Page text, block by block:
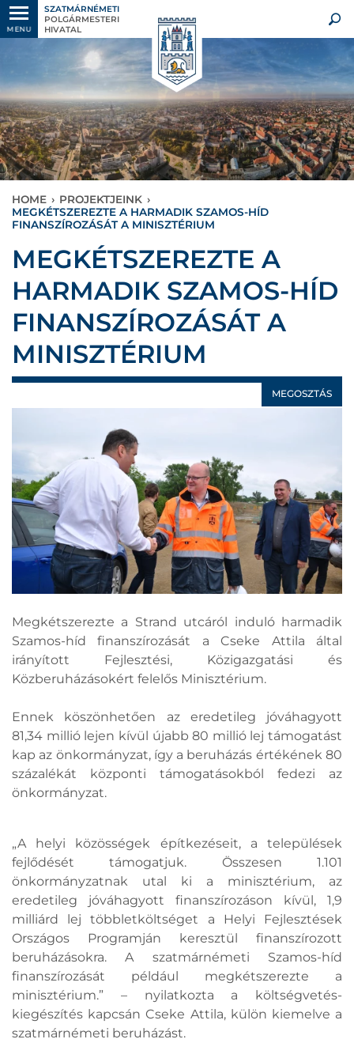
MENU
SZATMÁRNÉMETI
POLGÁRMESTERI
HIVATAL
HOME › PROJEKTJEINK ›
MEGKÉTSZEREZTE A HARMADIK SZAMOS-HÍD
FINANSZÍROZÁSÁT A MINISZTÉRIUM
MEGKÉTSZEREZTE A
HARMADIK SZAMOS-HÍD
FINANSZÍROZÁSÁT A
MINISZTÉRIUM
MEGOSZTÁS
Megkétszerezte a Strand utcáról induló harmadik
Szamos-híd finanszírozását a Cseke Attila által
irányított Fejlesztési, Közigazgatási és
Közberuházásokért felelős Minisztérium.
Ennek köszönhetően az eredetileg jóváhagyott
81,34 millió lejen kívül újabb 80 millió lej támogatást
kap az önkormányzat, így a beruházás értékének 80
százalékát központi támogatásokból fedezi az
önkormányzat.
„A helyi közösségek építkezéseit, a települések
fejlődését támogatjuk. Összesen 1.101
önkormányzatnak utal ki a minisztérium, az
eredetileg jóváhagyott finanszírozáson kívül, 1,9
milliárd lej többletköltséget a Helyi Fejlesztések
Országos Programján keresztül finanszírozott
beruházásokra. A szatmárnémeti Szamos-híd
finanszírozását például megkétszerezte a
minisztérium.” – nyilatkozta a költségvetés-
kiegészítés kapcsán Cseke Attila, külön kiemelve a
szatmárnémeti beruházást.